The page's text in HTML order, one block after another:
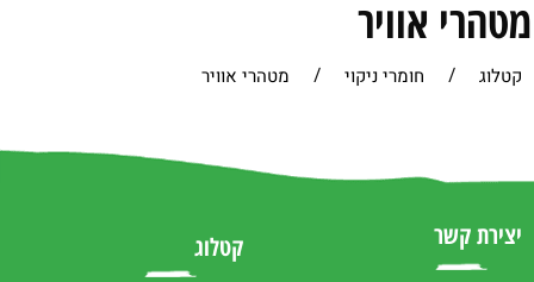
מטהרי אוויר
קטלוג / חומרי ניקוי / מטהרי אוויר
יצירת קשר קטלוג